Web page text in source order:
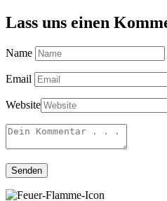
Lass uns einen
Name
Email
Website